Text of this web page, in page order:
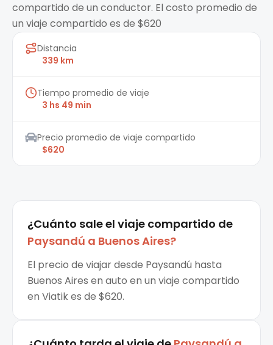
compartido de un conductor. El costo promedio de
un viaje compartido es de $620
Distancia
339 km
Tiempo promedio de viaje
3 hs 49 min
Precio promedio de viaje compartido
$620
¿Cuánto sale el viaje compartido de
Paysandú a Buenos Aires?
El precio de viajar desde Paysandú hasta
Buenos Aires en auto en un viaje compartido
en Viatik es de $620.